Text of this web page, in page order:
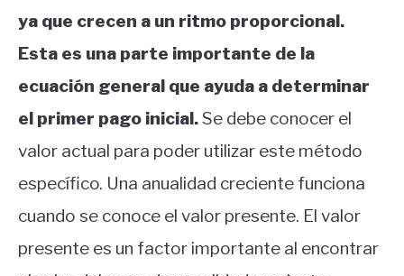
ya que crecen a un ritmo proporcional.
Esta es una parte importante de la
ecuación general que ayuda a determinar
el primer pago inicial.Se debe conocer el
valor actual para poder utilizar este método
específico. Una anualidad creciente funciona
cuando se conoce el valor presente. El valor
presente es un factor importante al encontrar